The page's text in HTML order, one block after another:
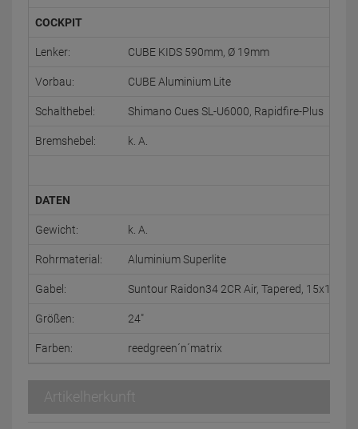
COCKPIT
Lenker: CUBE KIDS 590mm, Ø 19mm
Vorbau: CUBE Aluminium Lite
Schalthebel: Shimano Cues SL-U6000, Rapidfire-Plus
Bremshebel: k. A.
DATEN
Gewicht: k. A.
Rohrmaterial: Aluminium Superlite
Gabel: Suntour Raidon34 2CR Air, Tapered, 15x110,
Größen: 24"
Farben: reedgreen´n´matrix
Artikelherkunft